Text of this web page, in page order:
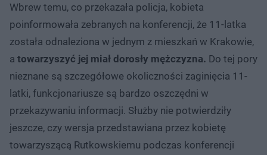
Wbrew temu, co przekazała policja, kobieta
poinformowała zebranych na konferencji, że 11-latka
została odnaleziona w jednym z mieszkań w Krakowie,
a towarzyszyć jej miał dorosły mężczyzna. Do tej pory
nieznane są szczegółowe okoliczności zaginięcia 11-
latki, funkcjonariusze są bardzo oszczędni w
przekazywaniu informacji. Służby nie potwierdziły
jeszcze, czy wersja przedstawiana przez kobietę
towarzyszącą Rutkowskiemu podczas konferencji